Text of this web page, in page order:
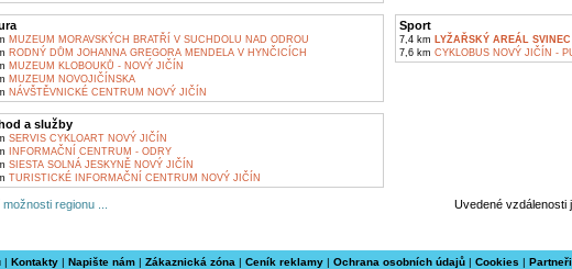
MUZEUM MORAVSKÝCH BRATŘÍ V SUCHDOLU NAD ODROU
RODNÝ DŮM JOHANNA GREGORA MENDELA V HYNČICÍCH
MUZEUM KLOBOUKŮ - NOVÝ JIČÍN
MUZEUM NOVOJIČÍNSKA
NÁVŠTĚVNICKÉ CENTRUM NOVÝ JIČÍN
Sport
7,4 km LYŽAŘSKÝ AREÁL
7,6 km CYKLOBUS NOVÝ JIČÍN -
a služby
SERVIS CYKLOART NOVÝ JIČÍN
INFORMAČNÍ CENTRUM - ODRY
SIESTA SOLNÁ JESKYNĚ NOVÝ JIČÍN
TURISTICKÉ INFORMAČNÍ CENTRUM NOVÝ JIČÍN
regionu ... Uvedené vzdálenosti
| Kontakty | Napište nám | Zákaznická zóna | Ceník reklamy | Ochrana osobních údajů | Cookies | Partneři